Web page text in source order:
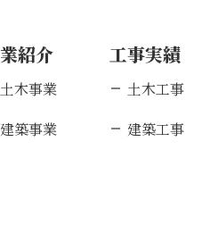
紹介
土木事業
建築事業
工事実績
土木工事
建築工事